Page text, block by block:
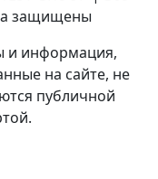
защищены
и информация,
на сайте, не
публичной